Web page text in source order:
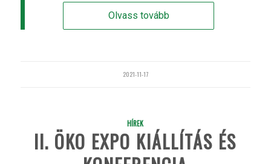
Olvass tovább
2021-11-17
HÍREK
II. ÖKO EXPO KIÁLLÍTÁS ÉS